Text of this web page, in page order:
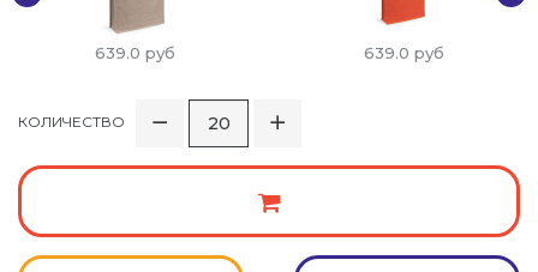
639.0 руб 639.0 руб
КОЛИЧЕСТВО